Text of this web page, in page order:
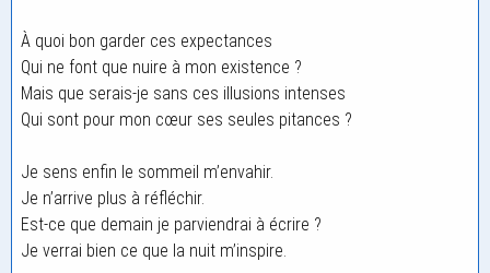
À quoi bon garder ces expectances
Qui ne font que nuire à mon existence ?
Mais que serais-je sans ces illusions intenses
Qui sont pour mon cœur ses seules pitances ?
Je sens enfin le sommeil m’envahir.
Je n’arrive plus à réfléchir.
Est-ce que demain je parviendrai à écrire ?
Je verrai bien ce que la nuit m’inspire.